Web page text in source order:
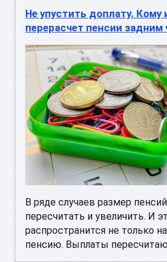
Не упустить доплату. Кому
перерасчет пенсии задним
В ряде случаев размер
пересчитать и увеличить. И
распространится не только
пенсию. Выплаты